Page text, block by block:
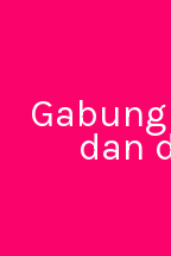
dan